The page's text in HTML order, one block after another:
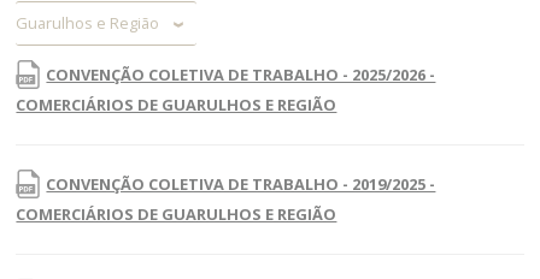
Guarulhos e Região
CONVENÇÃO COLETIVA DE TRABALHO - 2025/2026 -
COMERCIÁRIOS DE GUARULHOS E REGIÃO
CONVENÇÃO COLETIVA DE TRABALHO - 2019/2025 -
COMERCIÁRIOS DE GUARULHOS E REGIÃO